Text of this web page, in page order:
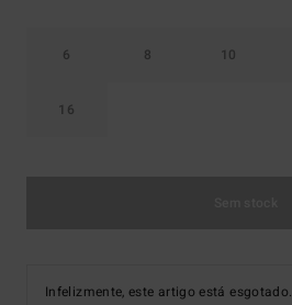
6 8 10
16
Infelizmente, este artigo está esgotado.